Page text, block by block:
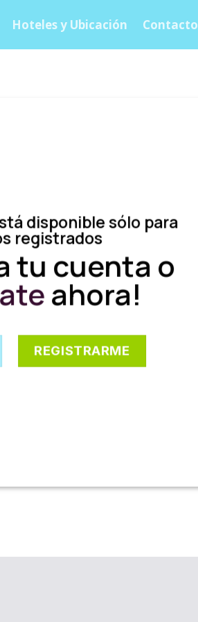
Hoteles y Ubicación Contacto
disponible sólo para
registrados
tu cuenta o
ahora!
REGISTRARME